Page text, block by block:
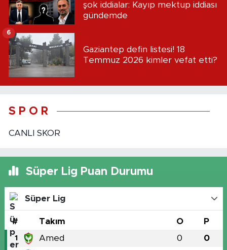
şok iddialar: Kayıp mektup iddiası
gündemde
Gaziantep defin listesi! 18
Temmuz 2026 kimler vefat etti?
6
S P O R
CANLI SKOR
Süper Lig Puan Durumu
Süper Lig
# Takım O P
1 Amed 0 0